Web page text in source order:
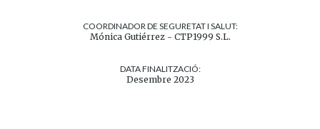
COORDINADOR DE SEGURETAT I SALUT:
Mónica Gutiérrez - CTP1999 S.L.
DATA FINALITZACIÓ:
Desembre 2023